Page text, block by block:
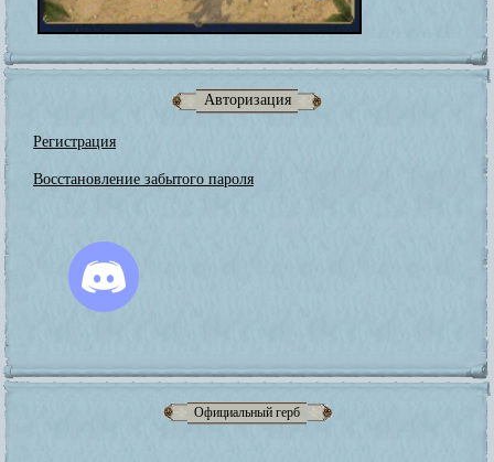
Авторизация
Регистрация
Восстановление забытого пароля
Официальный герб